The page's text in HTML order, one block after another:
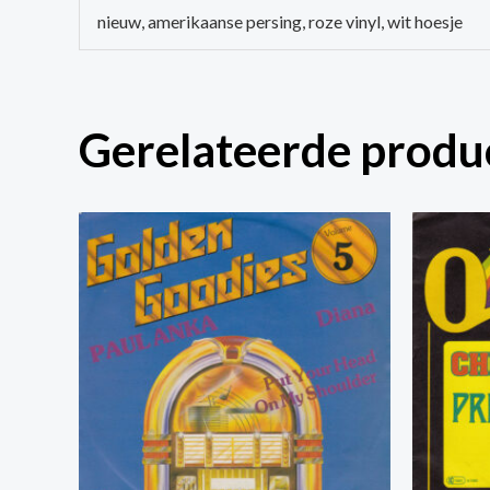
nieuw, amerikaanse persing, roze vinyl, wit hoesje
Gerelateerde